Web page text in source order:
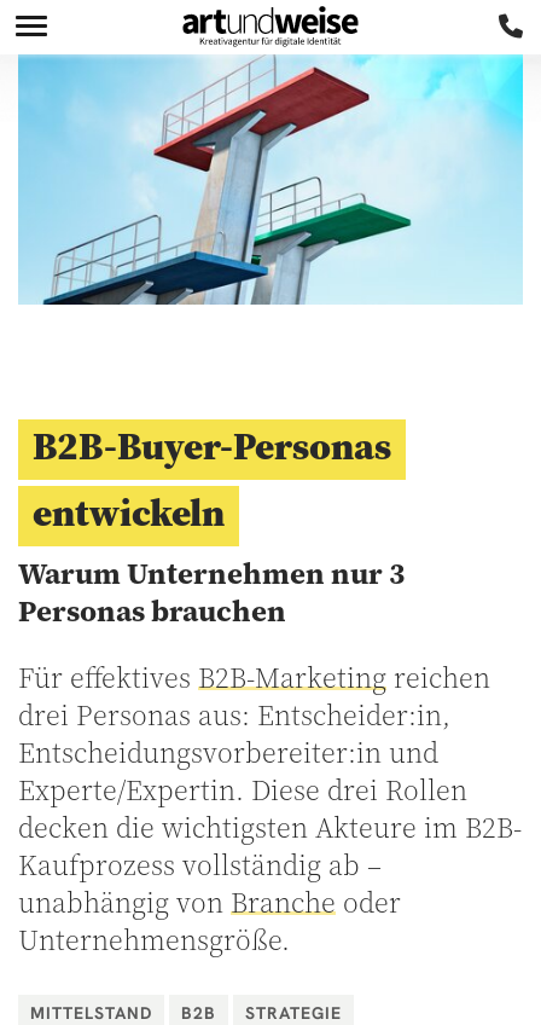
B2B-Buyer-Personas
entwickeln
Warum Unternehmen nur 3
Personas brauchen
Für effektives B2B-Marketing reichen
drei Personas aus: Entscheider:in,
Entscheidungsvorbereiter:in und
Experte/Expertin. Diese drei Rollen
decken die wichtigsten Akteure im B2B-
Kaufprozess vollständig ab –
unabhängig vonBranche oder
Unternehmensgröße.
MITTELSTAND B2B
STRATEGIE